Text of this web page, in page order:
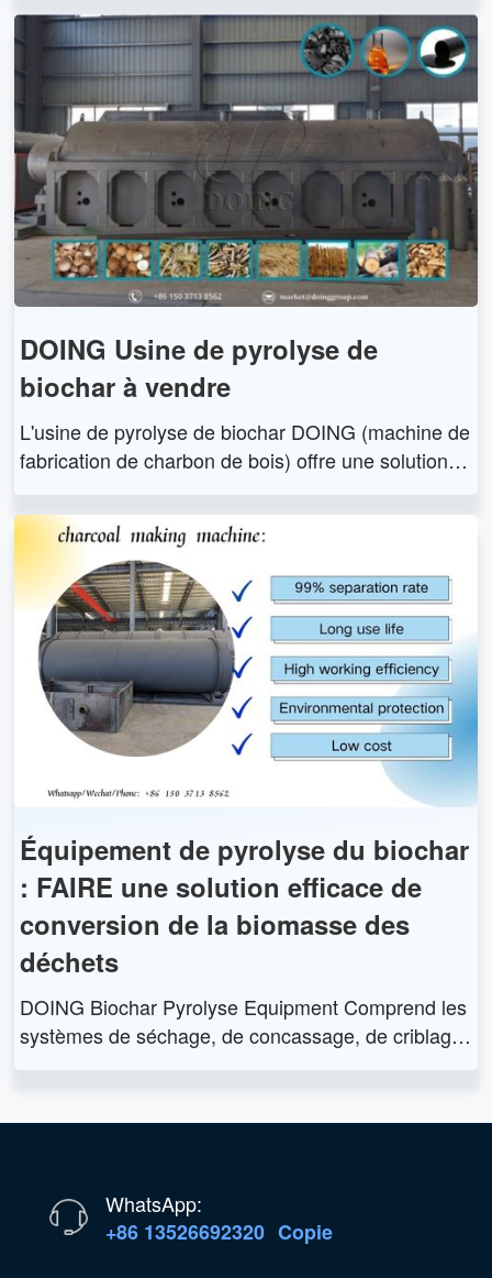
mer la poudre de charbon et diverses matières pre
mières en briquettes à haute résistance.
DOING Usine de pyrolyse de
biochar à vendre
L'usine de pyrolyse de biochar DOING (machine de
fabrication de charbon de bois) offre une solution e
pour convertir les déchets de biomasse en charbon
de bois de haute qualité grâce à la technologie de
pyrolyse et au processus de carbonisation.
Équipement de pyrolyse du biochar
: FAIRE une solution efficace de
conversion de la biomasse des
déchets
DOING Biochar Pyrolyse Equipment Comprend les
systèmes de séchage, de concassage, de criblage,
ement des gaz. Offre une conversion efficace de la
WhatsApp:
+86 13526692320 Copie